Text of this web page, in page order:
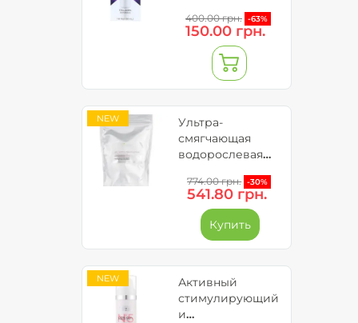
витамином С -
Neuro Collagen
(до 09.2026)
400.00 грн. -63%
150.00 грн.
NEW
Ультра-
смягчающая
водорослевая
диатомовой
глиной
(запасной блок)
Bielenda
Professional Ultra
Soothing Algae
Fase Mask
774.00 грн. -30%
541.80 грн.
Купить
NEW
Активный
стимулирующий
и